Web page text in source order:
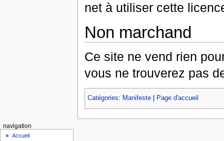
net à utiliser cette
Non marchand
Ce site ne vend rien
vous ne trouverez pas
Catégories: Manifeste| Page d'accueil
navigation
Accueil